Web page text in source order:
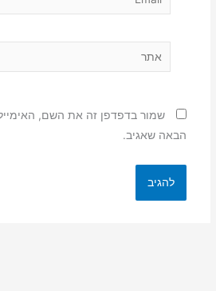
שמור בדפדפן זה את השם,
הבאה שאגיב.